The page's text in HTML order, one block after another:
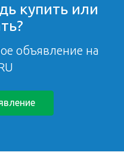
купить или
объявление на